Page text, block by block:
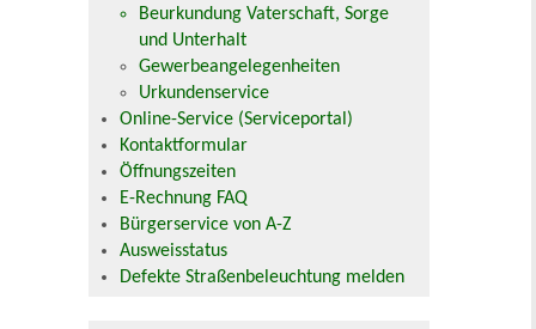
Beurkundung Vaterschaft, Sorge
und Unterhalt
Gewerbeangelegenheiten
Urkundenservice
Online-Service (Serviceportal)
Kontaktformular
Öffnungszeiten
E-Rechnung FAQ
Bürgerservice von A-Z
Ausweisstatus
Defekte Straßenbeleuchtung melden